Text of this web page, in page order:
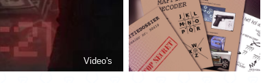
Video's